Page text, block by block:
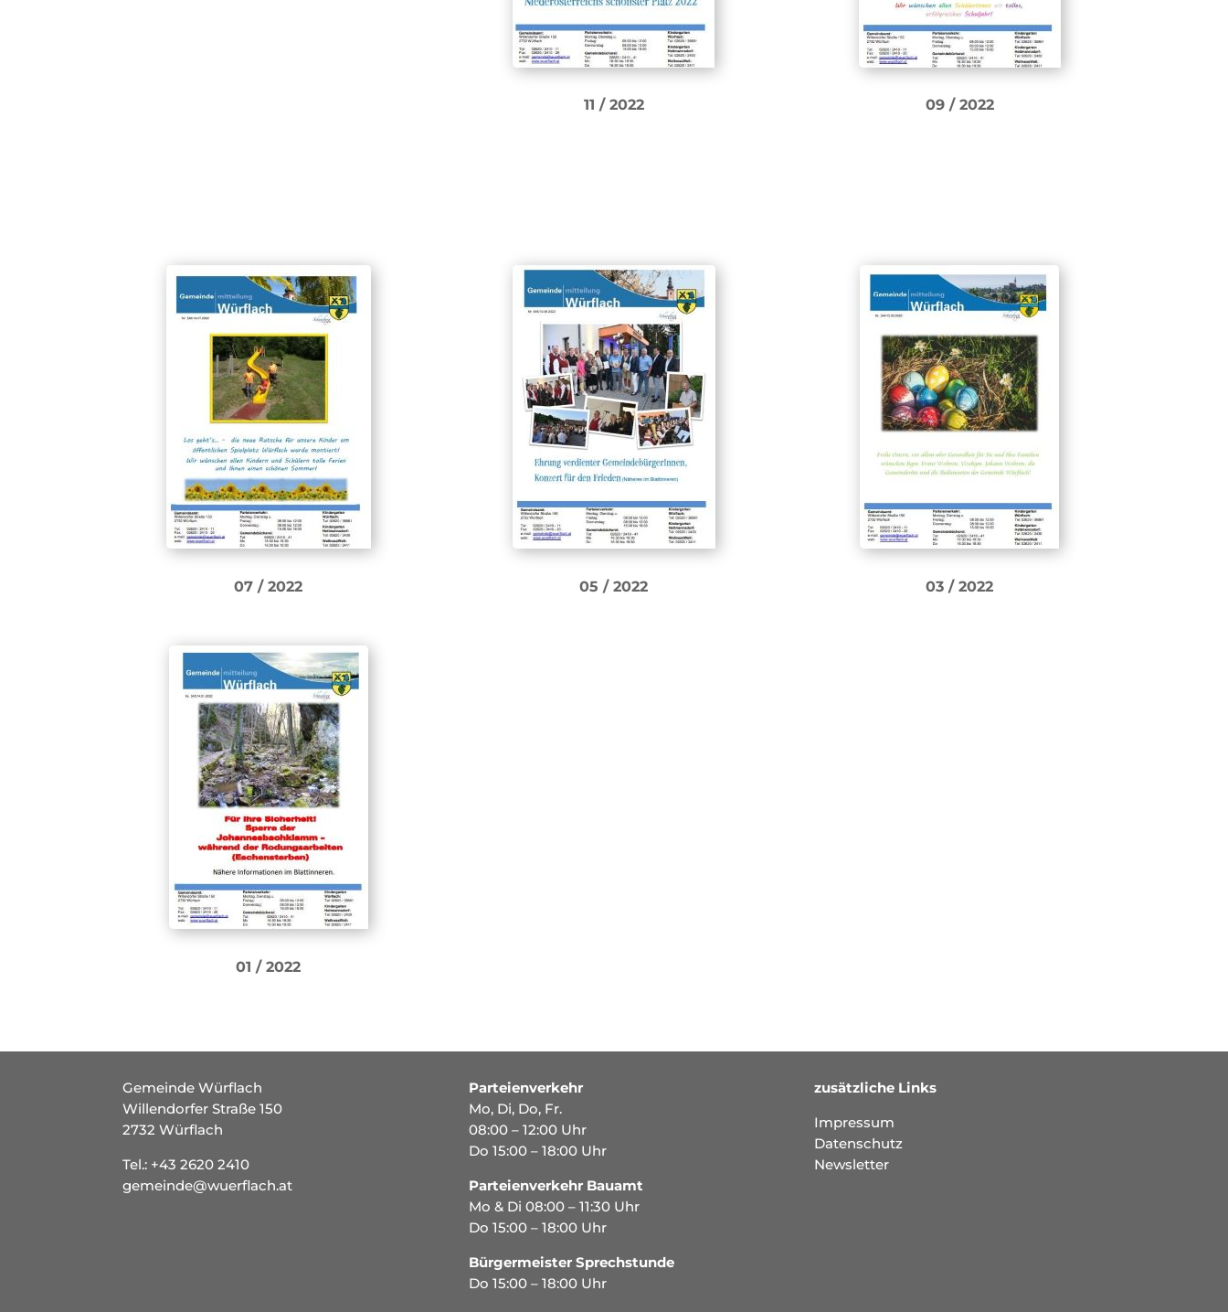
11 / 2022 09 / 2022
07 / 2022 05 / 2022 03 / 2022
01 / 2022
Gemeinde Würflach
Willendorfer Straße 150
2732 Würflach
Tel.: +43 2620 2410
gemeinde@wuerflach.at
Parteienverkehr
Mo, Di, Do, Fr.
08:00 – 12:00 Uhr
Do 15:00 – 18:00 Uhr
Parteienverkehr Bauamt
Mo & Di 08:00 – 11:30 Uhr
Do 15:00 – 18:00 Uhr
Bürgermeister Sprechstunde
Do 15:00 – 18:00 Uhr
zusätzliche Links
Impressum
Datenschutz
Newsletter